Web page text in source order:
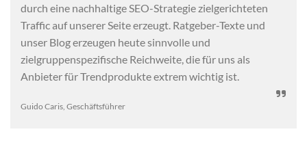
durch eine nachhaltige SEO-Strategie zielgerichteten
Traffic auf unserer Seite erzeugt. Ratgeber-Texte und
unser Blog erzeugen heute sinnvolle und
zielgruppenspezifische Reichweite, die für uns als
Anbieter für Trendprodukte extrem wichtig ist.

Guido Caris, Geschäftsführer